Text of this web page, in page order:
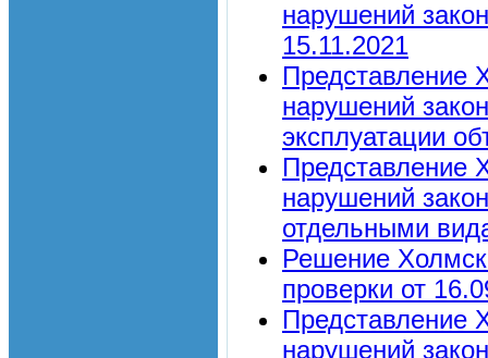
нарушений
15.11.2021
Представление
нарушений
эксплуатации
Представление
нарушений
отдельными
Решение
проверки от
Представление
нарушений